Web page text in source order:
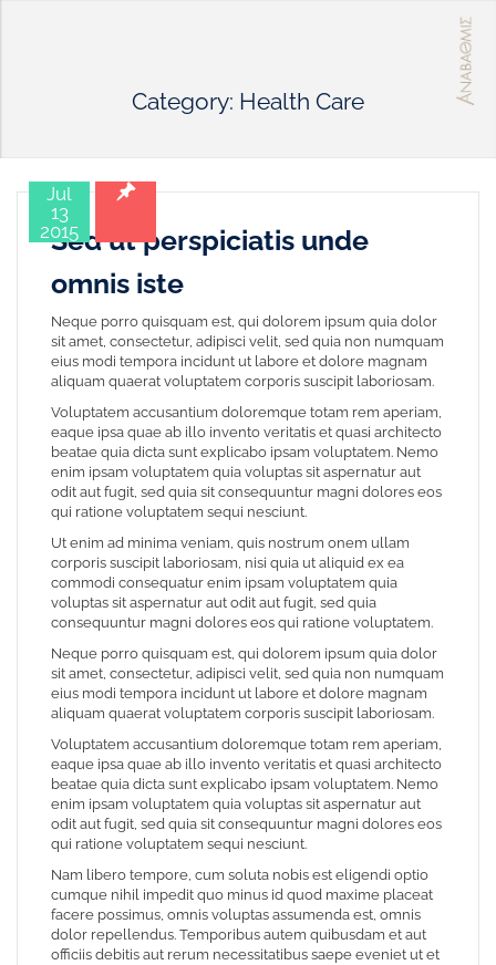
Category: Health Care
Jul
13
2015
Sed ut perspiciatis unde
omnis iste
Neque porro quisquam est, qui dolorem ipsum quia dolor
sit amet, consectetur, adipisci velit, sed quia non numquam
eius modi tempora incidunt ut labore et dolore magnam
aliquam quaerat voluptatem corporis suscipit laboriosam.
Voluptatem accusantium doloremque totam rem aperiam,
eaque ipsa quae ab illo invento veritatis et quasi architecto
beatae quia dicta sunt explicabo ipsam voluptatem. Nemo
enim ipsam voluptatem quia voluptas sit aspernatur aut
odit aut fugit, sed quia sit consequuntur magni dolores eos
qui ratione voluptatem sequi nesciunt.
Ut enim ad minima veniam, quis nostrum onem ullam
corporis suscipit laboriosam, nisi quia ut aliquid ex ea
commodi consequatur enim ipsam voluptatem quia
voluptas sit aspernatur aut odit aut fugit, sed quia
consequuntur magni dolores eos qui ratione voluptatem.
Neque porro quisquam est, qui dolorem ipsum quia dolor
sit amet, consectetur, adipisci velit, sed quia non numquam
eius modi tempora incidunt ut labore et dolore magnam
aliquam quaerat voluptatem corporis suscipit laboriosam.
Voluptatem accusantium doloremque totam rem aperiam,
eaque ipsa quae ab illo invento veritatis et quasi architecto
beatae quia dicta sunt explicabo ipsam voluptatem. Nemo
enim ipsam voluptatem quia voluptas sit aspernatur aut
odit aut fugit, sed quia sit consequuntur magni dolores eos
qui ratione voluptatem sequi nesciunt.
Nam libero tempore, cum soluta nobis est eligendi optio
cumque nihil impedit quo minus id quod maxime placeat
facere possimus, omnis voluptas assumenda est, omnis
dolor repellendus. Temporibus autem quibusdam et aut
officiis debitis aut rerum necessitatibus saepe eveniet ut et